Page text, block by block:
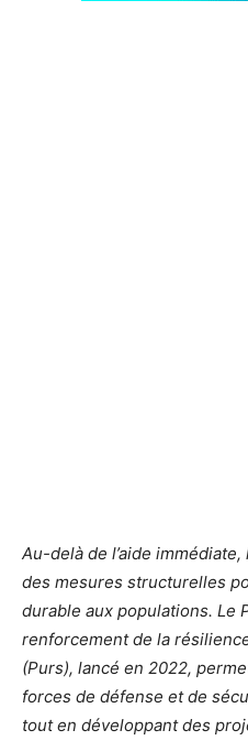
Au-delà de l’aide
des mesures structurelles
durable aux populations. Le
renforcement de la
(Purs), lancé en 2022,
forces de défense et de
tout en développant des